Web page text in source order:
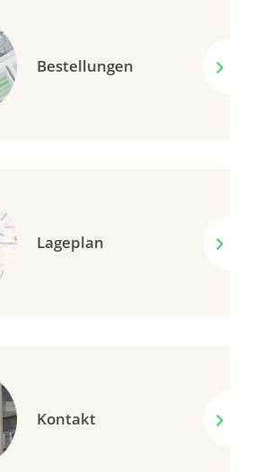
Bestellungen
Lageplan
Kontakt